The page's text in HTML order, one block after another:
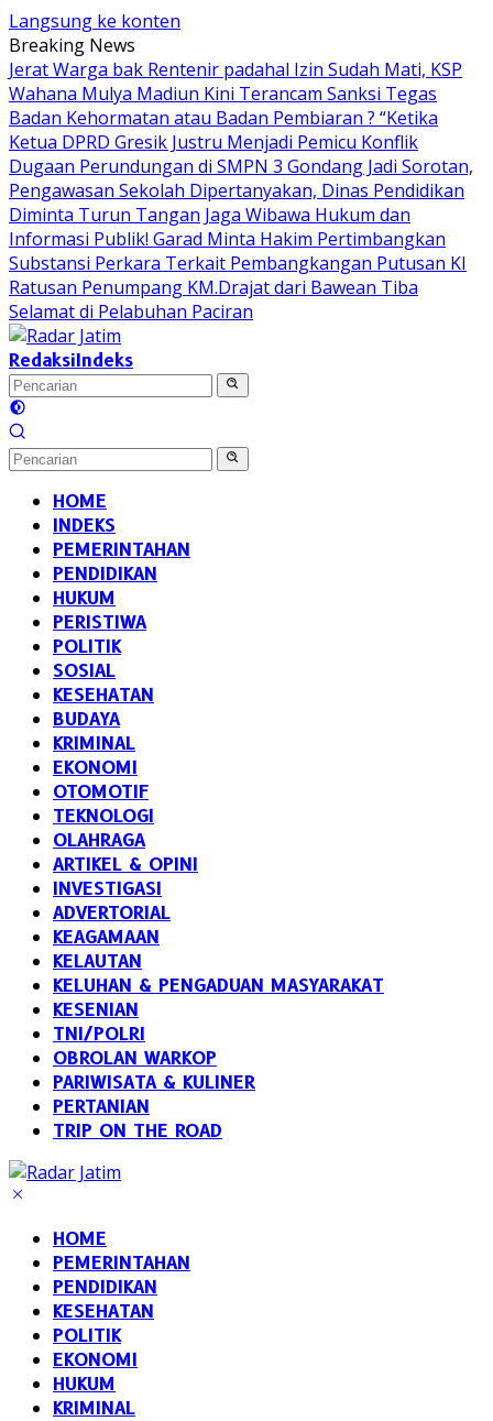
Langsung ke konten
Breaking News
Jerat Warga bak Rentenir padahal Izin Sudah Mati, KSP
Wahana Mulya Madiun Kini Terancam Sanksi Tegas
Badan Kehormatan atau Badan Pembiaran ? “Ketika
Ketua DPRD Gresik Justru Menjadi Pemicu Konflik
Dugaan Perundungan di SMPN 3 Gondang Jadi Sorotan,
Pengawasan Sekolah Dipertanyakan, Dinas Pendidikan
Diminta Turun Tangan Jaga Wibawa Hukum dan
Informasi Publik! Garad Minta Hakim Pertimbangkan
Substansi Perkara Terkait Pembangkangan Putusan KI
Ratusan Penumpang KM.Drajat dari Bawean Tiba
Selamat di Pelabuhan Paciran
RedaksiIndeks
HOME
INDEKS
PEMERINTAHAN
PENDIDIKAN
HUKUM
PERISTIWA
POLITIK
SOSIAL
KESEHATAN
BUDAYA
KRIMINAL
EKONOMI
OTOMOTIF
TEKNOLOGI
OLAHRAGA
ARTIKEL & OPINI
INVESTIGASI
ADVERTORIAL
KEAGAMAAN
KELAUTAN
KELUHAN & PENGADUAN MASYARAKAT
KESENIAN
TNI/POLRI
OBROLAN WARKOP
PARIWISATA & KULINER
PERTANIAN
TRIP ON THE ROAD
HOME
PEMERINTAHAN
PENDIDIKAN
KESEHATAN
POLITIK
EKONOMI
HUKUM
KRIMINAL